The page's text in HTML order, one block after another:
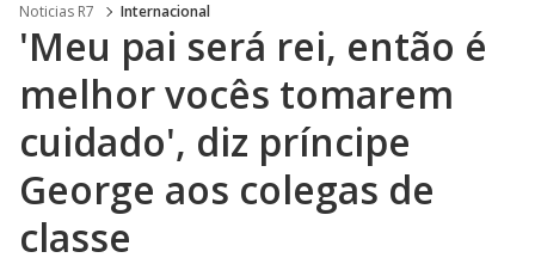
Noticias R7 Internacional
'Meu pai será rei, então é
melhor vocês tomarem
cuidado', diz príncipe
George aos colegas de
classe